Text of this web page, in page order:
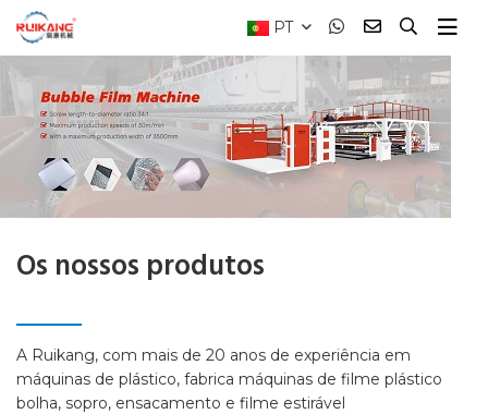
PT
Os nossos produtos
A Ruikang, com mais de 20 anos de experiência em
máquinas de plástico, fabrica máquinas de filme plástico
bolha, sopro, ensacamento e filme estirável